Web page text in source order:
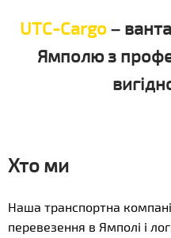
UTC-Cargo–
Ямполю з
Хто ми
Наша транспортна
перевезення в Ямполі і